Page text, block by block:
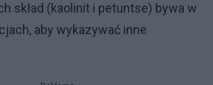
skład (kaolinit i petuntse) bywa w
aby wykazywać inne